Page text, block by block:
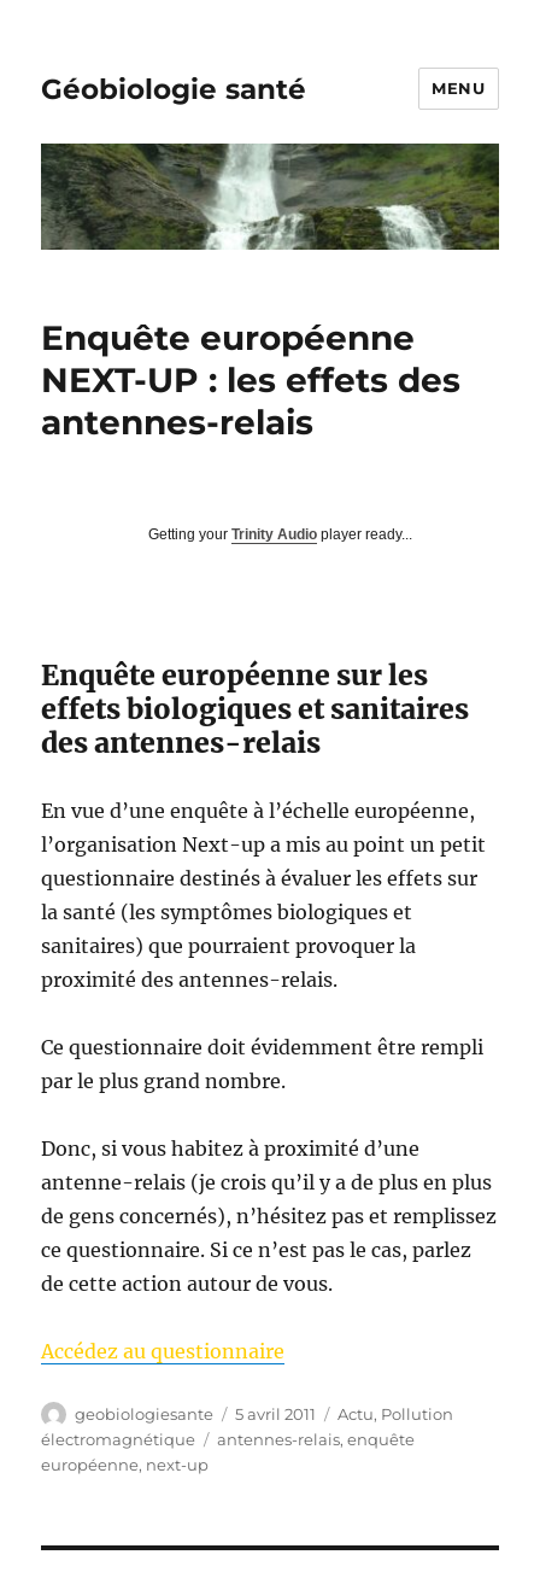
Géobiologie santé MENU
Enquête européenne
NEXT-UP : les effets des
antennes-relais
Getting yourTrinity Audio player ready...
Enquête européenne sur les
effets biologiques et sanitaires
des antennes-relais
En vue d’une enquête à l’échelle européenne,
l’organisation Next-up a mis au point un petit
questionnaire destinés à évaluer les effets sur
la santé (les symptômes biologiques et
sanitaires) que pourraient provoquer la
proximité des antennes-relais.
Ce questionnaire doit évidemment être rempli
par le plus grand nombre.
Donc, si vous habitez à proximité d’une
antenne-relais (je crois qu’il y a de plus en plus
de gens concernés), n’hésitez pas et remplissez
ce questionnaire. Si ce n’est pas le cas, parlez
de cette action autour de vous.
Accédez au questionnaire
Auteur
geobiologiesante
Publié
le
5 avril 2011 Catégories
Actu, Pollution
électromagnétique
Étiquettes
antennes-relais,enquête
européenne, next-up